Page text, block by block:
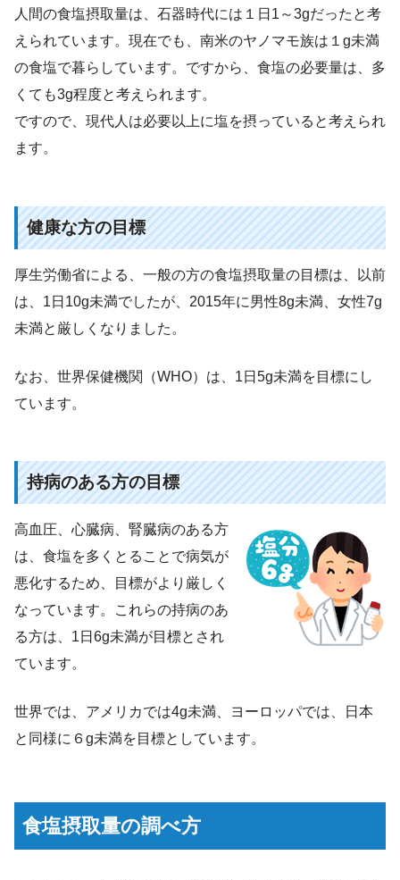
人間の食塩摂取量は、石器時代には１日1～3gだったと考
えられています。現在でも、南米のヤノマモ族は１g未満
の食塩で暮らしています。ですから、食塩の必要量は、多
くても3g程度と考えられます。
ですので、現代人は必要以上に塩を摂っていると考えられ
ます。
健康な方の目標
厚生労働省による、一般の方の食塩摂取量の目標は、以前
は、1日10g未満でしたが、2015年に男性8g未満、女性7g
未満と厳しくなりました。
なお、世界保健機関（WHO）は、1日5g未満を目標にし
ています。
持病のある方の目標
高血圧、心臓病、腎臓病のある方
は、食塩を多くとることで病気が
悪化するため、目標がより厳しく
なっています。これらの持病のあ
る方は、1日6g未満が目標とされ
ています。
世界では、アメリカでは4g未満、ヨーロッパでは、日本
と同様に６g未満を目標としています。
食塩摂取量の調べ方